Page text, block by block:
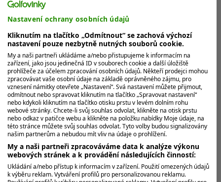
mezi elitu díkysvému vítězství na
Alex Fitzpatrick, který už má nyní zajištěnou
plnohodnotnou kartu naPGA Touraž do konce roku
2028, potvrzuje svou kvalitu stabilními výsledky, včetně
čtvrtého místa zTruist Championshipa šestého z
Memorialu.„Cítil jsem trochu tlak, abych ukázal, že moje
hra je dost dobrá. Jako každý golfista chci být naPGA Tour
a cítil jsem, že tam moje hra patří. Takže když se ptáte, jak
dlouho to trvalo, než mi to došlo, myslím, že to netrvalo tak
dlouho, jak jsem si původně myslel," přiznalAlex
Fitzpatrick, jehož příběh bleskového vzestupu je
inspirací pro mnoho mladých hráčů.
Nastavení ochrany osobních údajů
Kliknutím na tlačítko „Odmítnout“ se zachová výchozí
nastavení pouze nezbytně nutných souborů cookie.
My a naši partneři ukládáme a/nebo přistupujeme k informacím na
zařízení, jako jsou jedinečná ID v souborech cookie a další úložiště
prohlížeče za účelem zpracování osobních údajů. Někteří prodejci mohou
zpracovávat vaše osobní údaje na základě oprávněného zájmu, pro
vznesení námitky otevřete „Nastavení“. Svá nastavení můžete přijmout,
odmítnout nebo spravovat kliknutím na tlačítko „Spravovat nastavení“
nebo kdykoli kliknutím na tlačítko otisku prstu v levém dolním rohu
webové stránky. Chcete-li svůj souhlas odvolat, klikněte na otisk prstu
nebo odkaz v patičce webu a klikněte na položku nabídky Moje údaje, na
této stránce můžete svůj souhlas odvolat. Tyto volby budou signalizovány
našim partnerům a nebudou mít vliv na údaje o prohlížení.
My a naši partneři zpracováváme data k analýze výkonu
webových stránek a k provádění následujících činností:
Ukládání a/nebo přístup k informacím v zařízení. Použití omezených údajů
k výběru reklam. Vytváření profilů pro personalizovanou reklamu.